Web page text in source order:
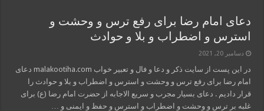
دعای امام رضا برای رفع ترس و وحشت و
استرس و اضطراب و بلا و حوادث
دسامبر 20, 2021
در این پست از سایت ذکر و دعا و فال و تعبیر خواب malakootiha.com دعای
امام رضا برای رفع ترس و وحشت و استرس و اضطراب و بلا و حوادث را
قرار دادیم . دعای بسیار مجرب و سریع الاجابه از حضرت امام رضا (ع) برای
غلبه بر ترس و وحشت و اضطراب و استرس و حفظ و ایمنی و …